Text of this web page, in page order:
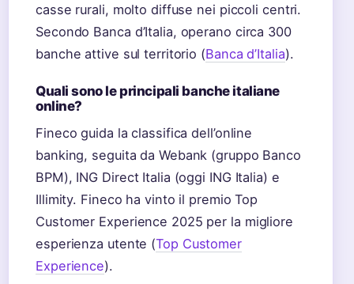
casse rurali, molto diffuse nei piccoli centri.
Secondo Banca d’Italia, operano circa 300
banche attive sul territorio (Banca d’Italia).
Quali sono le principali banche italiane
online?
Fineco guida la classifica dell’online
banking, seguita da Webank (gruppo Banco
BPM), ING Direct Italia (oggi ING Italia) e
Illimity. Fineco ha vinto il premio Top
Customer Experience 2025 per la migliore
esperienza utente (Top Customer
Experience).